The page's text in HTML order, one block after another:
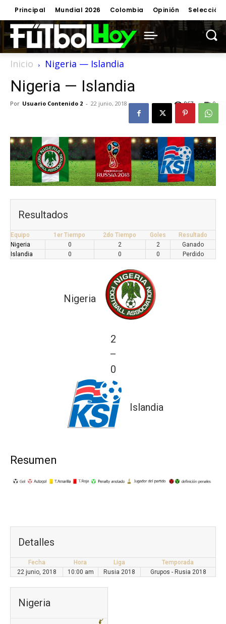
Principal Mundial 2026 Colombia Opinión Selección
Inicio Nigeria — Islandia
Nigeria — Islandia
Por Usuario Contenido 2 - 22 junio, 2018 0
967
Resultados
Equipo 1er Tiempo 2do Tiempo Goles
Resultado
Nigeria
0 2 2
Ganado
Islandia
0 0 0 Perdido
Nigeria
2
—
0
Islandia
Resumen
Detalles
Fecha Hora Liga
Temporada
22 junio, 2018
10:00 am Rusia 2018 Grupos - Rusia 2018
Nigeria